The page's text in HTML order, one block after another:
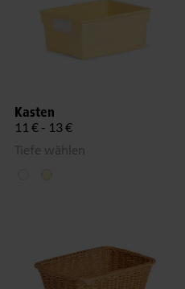
Kasten
11 € - 13 €
Tiefe wählen